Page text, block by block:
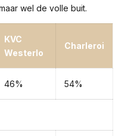
wel de volle buit.
KVC
Westerlo
Charleroi
46% 54%